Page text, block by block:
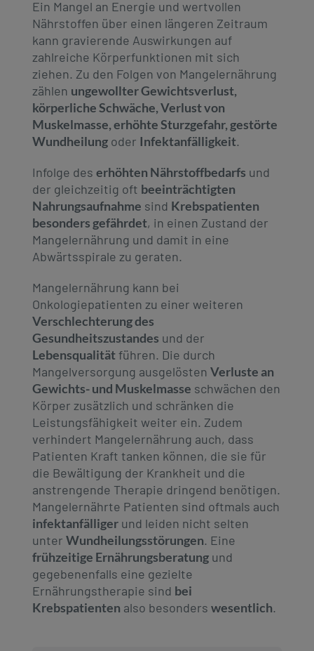
Ein Mangel an Energie und wertvollen
Nährstoffen über einen längeren Zeitraum
kann gravierende Auswirkungen auf
zahlreiche Körperfunktionen mit sich
ziehen. Zu den Folgen von Mangelernährung
zählen ungewollter Gewichtsverlust,
körperliche Schwäche, Verlust von
Muskelmasse, erhöhte Sturzgefahr, gestörte
Wundheilungoder Infektanfälligkeit.
Infolge des erhöhten Nährstoffbedarfs und
der gleichzeitig oft beeinträchtigten
Nahrungsaufnahme sind Krebspatienten
besonders gefährdet, in einen Zustand der
Mangelernährung und damit in eine
Abwärtsspirale zu geraten.
Mangelernährung kann bei
Onkologiepatienten zu einer weiteren
Verschlechterung des
Gesundheitszustandes und der
Lebensqualitätführen. Die durch
Mangelversorgung ausgelösten Verluste an
Gewichts- und Muskelmasse schwächen den
Körper zusätzlich und schränken die
Leistungsfähigkeit weiter ein. Zudem
verhindert Mangelernährung auch, dass
Patienten Kraft tanken können, die sie für
die Bewältigung der Krankheit und die
anstrengende Therapie dringend benötigen.
Mangelernährte Patienten sind oftmals auch
infektanfälligerund leiden nicht selten
unter Wundheilungsstörungen. Eine
frühzeitige Ernährungsberatungund
gegebenenfalls eine gezielte
Ernährungstherapie sind bei
Krebspatienten also besonders wesentlich.